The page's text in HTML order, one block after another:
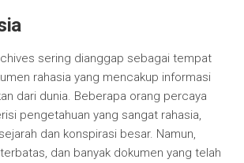
sering dianggap sebagai tempat
rahasia yang mencakup informasi
dari dunia. Beberapa orang percaya
pengetahuan yang sangat rahasia,
dan konspirasi besar. Namun,
dan banyak dokumen yang telah